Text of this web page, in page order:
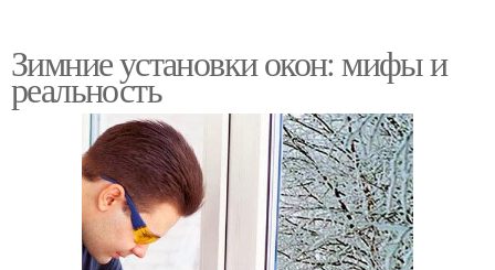
Зимние установки окон: мифы и
реальность